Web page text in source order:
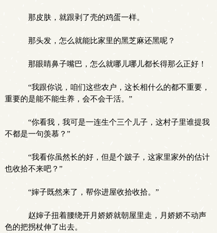
那皮肤，就跟剥了壳的鸡蛋一样。
那头发，怎么就能比家里的黑芝麻还黑呢？
那眼睛鼻子嘴巴，怎么就哪儿哪儿都长得那么正好！
“我跟你说，咱们这些农户，这长相什么的都不重要，
重要的是能不能生养，会不会干活。”
“你看我，我可是一连生个三个儿子，这村子里谁提我
不都是一句羡慕？”
“我看你虽然长的好，但是个跛子，这家里家外的估计
也收拾不来吧？”
“婶子既然来了，帮你进屋收拾收拾。”
赵婶子扭着腰绕开月娇娇就朝屋里走，月娇娇不动声
色的把拐杖伸了出去。